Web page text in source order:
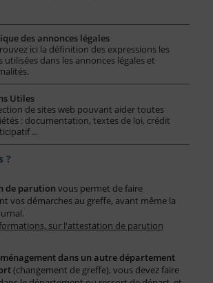
des annonces légales
ici la définition des expressions les
utilisées dans les annonces légales et
Utiles
de sites web pouvant aider toutes
: documentation, textes de loi, crédit
...
?
de parution vous permet de faire
vos démarches au greffe, avant même la
sur l'attestation de parution
dans un autre département
(changement de greffe), vous devez faire